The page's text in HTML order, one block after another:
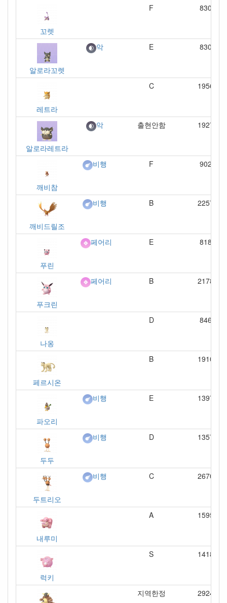
꼬렛
F 830
알로라꼬렛
악 E 830
레트라
C 1956
알로라레트라
악 출현안함 1927
깨비참
비행 F 902
깨비드릴조
비행 B 2257
푸린
페어리 E 818
푸크린
페어리 B 2178
나옹
D 846
페르시온
B 1910
파오리
비행 E 1397
두두
비행 D 1357
두트리오
비행 C 2670
내루미
A 1595
럭키
S 1418
지역한정 2924